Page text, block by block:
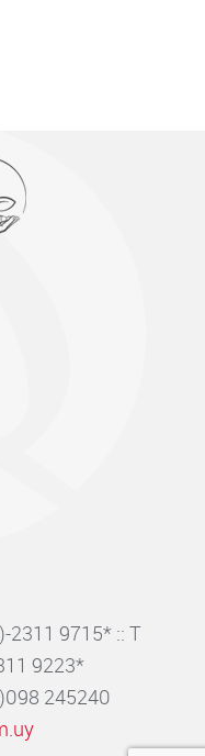
2311 9715* :: T
9223*
245240